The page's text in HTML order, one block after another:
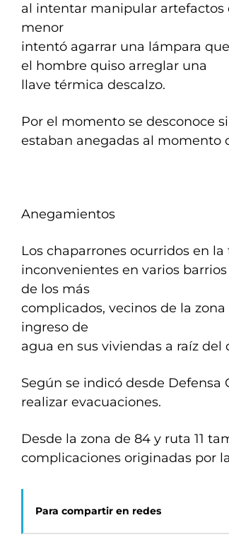
al intentar manipular artefactos
menor
intentó agarrar una lámpara
el hombre quiso arreglar una
llave térmica descalzo.
Por el momento se desconoce
estaban anegadas al momento
Anegamientos
Los chaparrones ocurridos en
inconvenientes en varios
de los más
complicados, vecinos de la
ingreso de
agua en sus viviendas a raíz
Según se indicó desde Defensa
realizar evacuaciones.
Desde la zona de 84 y ruta 11
complicaciones originadas por
Para compartir en redes